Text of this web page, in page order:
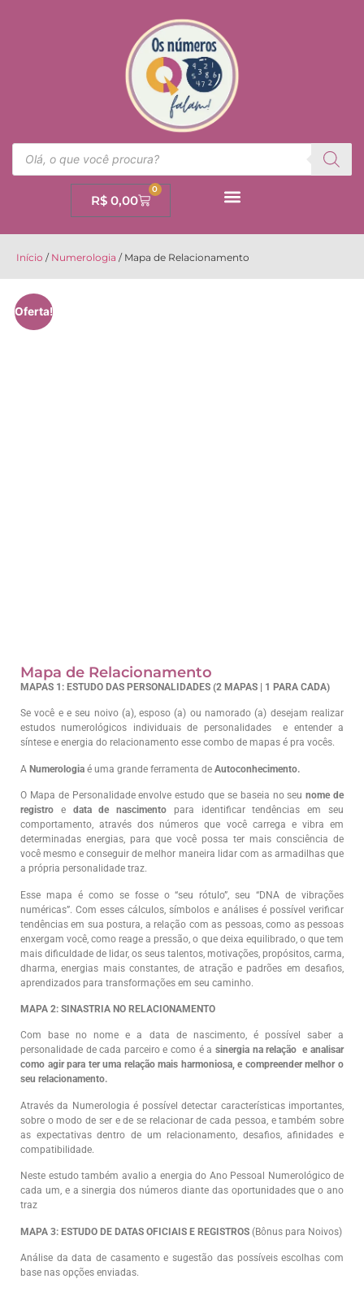
R$0,00
0
Início / Numerologia / Mapa de Relacionamento
Oferta!
Mapa de Relacionamento
MAPAS 1: ESTUDO DAS PERSONALIDADES (2 MAPAS | 1 PARA CADA)
Se você e e seu noivo (a), esposo (a) ou namorado (a) desejam realizar
estudos numerológicos individuais de personalidades e entender a
síntese e energia do relacionamento esse combo de mapas é pra vocês.
A Numerologia é uma grande ferramenta de Autoconhecimento.
O Mapa de Personalidade envolve estudo que se baseia no seunome de
registro e data de nascimento para identificar tendências em seu
comportamento, através dos números que você carrega e vibra em
determinadas energias, para que você possa ter mais consciência de
você mesmo e conseguir de melhor maneira lidar com as armadilhas que
a própria personalidade traz.
Esse mapa é como se fosse o “seu rótulo”, seu “DNA de vibrações
numéricas”. Com esses cálculos, símbolos e análises é possível verificar
tendências em sua postura, a relação com as pessoas, como as pessoas
enxergam você, como reage a pressão, o que deixa equilibrado, o que tem
mais dificuldade de lidar, os seus talentos, motivações, propósitos, carma,
dharma, energias mais constantes, de atração e padrões em desafios,
aprendizados para transformações em seu caminho.
MAPA 2: SINASTRIA NO RELACIONAMENTO
Com base no nome e a data de nascimento, é possível saber a
personalidade de cada parceiro e como é a sinergia na relação e analisar
como agir para ter uma relação mais harmoniosa, e compreender melhor o
seu relacionamento.
Através da Numerologia é possível detectar características importantes,
sobre o modo de ser e de se relacionar de cada pessoa, e também sobre
as expectativas dentro de um relacionamento, desafios, afinidades e
compatibilidade.
Neste estudo também avalio a energia do Ano Pessoal Numerológico de
cada um, e a sinergia dos números diante das oportunidades que o ano
traz
MAPA 3: ESTUDO DE DATAS OFICIAIS E REGISTROS (Bônus para Noivos)
Análise da data de casamento e sugestão das possíveis escolhas com
base nas opções enviadas.